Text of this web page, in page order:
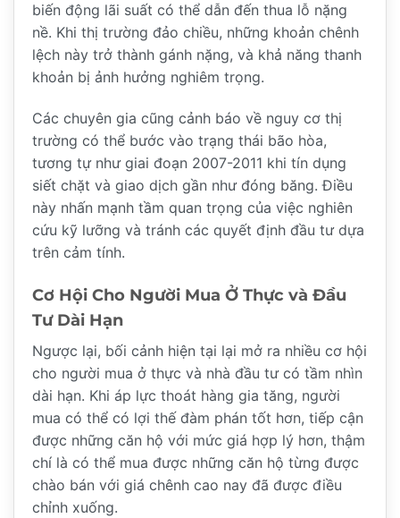
biến động lãi suất có thể dẫn đến thua lỗ nặng
nề. Khi thị trường đảo chiều, những khoản chênh
lệch này trở thành gánh nặng, và khả năng thanh
khoản bị ảnh hưởng nghiêm trọng.
Các chuyên gia cũng cảnh báo về nguy cơ thị
trường có thể bước vào trạng thái bão hòa,
tương tự như giai đoạn 2007-2011 khi tín dụng
siết chặt và giao dịch gần như đóng băng. Điều
này nhấn mạnh tầm quan trọng của việc nghiên
cứu kỹ lưỡng và tránh các quyết định đầu tư dựa
trên cảm tính.
Cơ Hội Cho Người Mua Ở Thực và Đầu
Tư Dài Hạn
Ngược lại, bối cảnh hiện tại lại mở ra nhiều cơ hội
cho người mua ở thực và nhà đầu tư có tầm nhìn
dài hạn. Khi áp lực thoát hàng gia tăng, người
mua có thể có lợi thế đàm phán tốt hơn, tiếp cận
được những căn hộ với mức giá hợp lý hơn, thậm
chí là có thể mua được những căn hộ từng được
chào bán với giá chênh cao nay đã được điều
chỉnh xuống.